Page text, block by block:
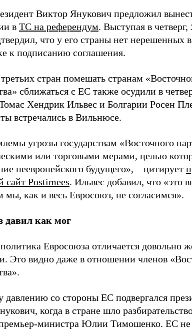
Виктор Янукович предложил
в ТС на референдум. Выступая в
что у его страны нет нерешенных
к подписанию соглашения.
стран помешать странам
сближаться с ЕС также осудили в
Хендрик Ильвес и Болгарии Росен
встречались в Вильнюсе.
угрозы государствам «Восточного
или торговыми мерами, целью
неевропейского будущего», – цитирует
сайт Postimees. Ильвес добавил, что «это
мы, как и весь Евросоюз, не согласимся».
давил как мог
Евросоюза отличается довольно
Это видно даже в отношении членов
давлению со стороны ЕС подвергался
когда в стране шло
премьер-министра Юлии Тимошенко. ЕС не